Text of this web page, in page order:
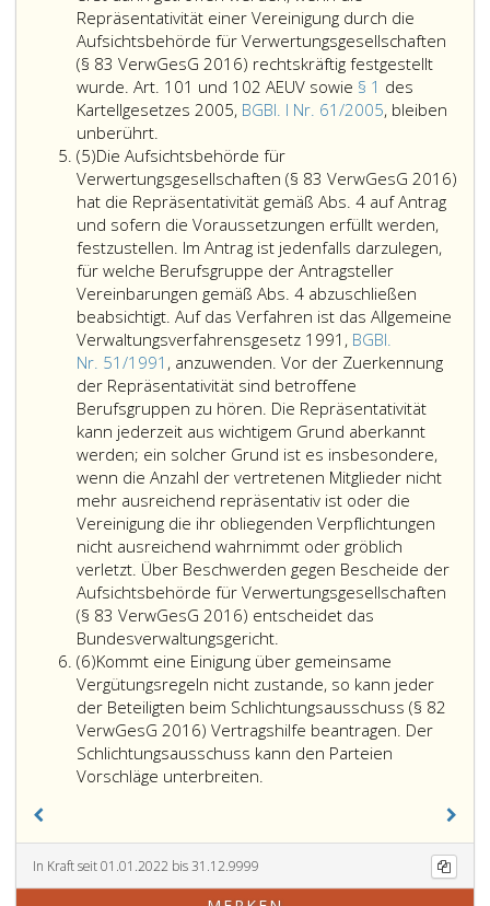
zu
benutzen,
oder
der
eine
Nutzung
gestattet
hat,
soll
dafür
eine
angemessene
und
verhältnismäßige
Vergütung
erhalten.
Dies
steht
der
Vereinbarung
von
pauschalen
Vergütungen
nicht
entgegen,
soweit
dabei
der
wirtschaftliche
Wert
der
betroffenen
des
zu
Repräsentativität einer Vereinigung durch die
Aufsichtsbehörde für Verwertungsgesellschaften
(§ 83 VerwGesG 2016) rechtskräftig festgestellt
wurde. Art. 101 und 102 AEUV sowie § 1 des
Kartellgesetzes 2005, BGBl. I Nr. 61/2005, bleiben
unberührt.
die
Vergütung
zum
Zeitpunkt
des
Vertragsabschlusses
einer
Vergütungsregel
in
einem
Kollektivvertrag,
so
gilt
sie
für
diese
Berufsgruppe
als
angemessen.
Dies
gilt
auch
für
die
Vergütung
aufgrund
einer
Vergütungsregel,
sich
repräsentative
Vereinigungen
(5)Absatz
5
Die Aufsichtsbehörde für
Verwertungsgesellschaften (§ 83 VerwGesG 2016)
hat die Repräsentativität gemäß Abs. 4 auf Antrag
und sofern die Voraussetzungen erfüllt werden,
festzustellen. Im Antrag ist jedenfalls darzulegen,
für welche Berufsgruppe der Antragsteller
Vereinbarungen gemäß Abs. 4 abzuschließen
beabsichtigt. Auf das Verfahren ist das Allgemeine
Verwaltungsverfahrensgesetz 1991, BGBl.
Nr. 51/1991 , anzuwenden. Vor der Zuerkennung
der Repräsentativität sind betroffene
Berufsgruppen zu hören. Die Repräsentativität
kann jederzeit aus wichtigem Grund aberkannt
werden; ein solcher Grund ist es insbesondere,
wenn die Anzahl der vertretenen Mitglieder nicht
mehr ausreichend repräsentativ ist oder die
Vereinigung die ihr obliegenden Verpflichtungen
nicht ausreichend wahrnimmt oder gröblich
verletzt. Über Beschwerden gegen Bescheide der
Aufsichtsbehörde für Verwertungsgesellschaften
(§ 83 VerwGesG 2016) entscheidet das
Bundesverwaltungsgericht.
Aufsichtsbehörde
für
Verwertungsgesellschaften
(Paragraph
83,
Repräsentativität
Absatz
(6)Absatz
6
Kommt eine Einigung über gemeinsame
Vergütungsregeln nicht zustande, so kann jeder
der Beteiligten beim Schlichtungsausschuss (§ 82
VerwGesG 2016) Vertragshilfe beantragen. Der
Schlichtungsausschuss kann den Parteien
Vorschläge unterbreiten.
über
Vergütungsregeln
In Kraft seit 01.01.2022 bis 31.12.9999